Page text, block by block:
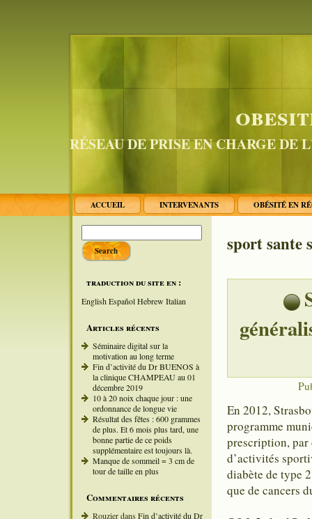
RÉSEAU DE PRISE EN CHARGE DE
ACCUEIL INTERVENANTS OBÉSITÉ EN
traduction du site en :
EnglishEspañolHebrew Italian
Articles récents
Séminaire digital sur la
motivation au long terme
Fin d’activité du Dr BUENOS à
la clinique CHAMPEAU au 01
décembre 2019
10 à 20 noix chaque jour : une
ordonnance de longue vie
Résultat des fêtes : 600 grammes
de plus. Et 6 mois plus tard, une
bonne partie de ce poids
supplémentaire est toujours là.
Manque de sommeil = 3 cm de
tour de taille en plus
Commentaires récents
Rouzierdans Fin d’activité du Dr
sport sante
En 2012,
programme
prescription, par
d’activités
diabète de type
que de cancers